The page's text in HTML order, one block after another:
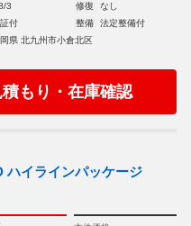
3 修復
なし
付 整備
法定整備付
県 北九州市小倉北区
積もり・在庫確認
ハイラインパッケージ